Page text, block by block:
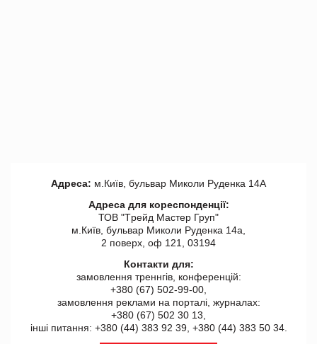
Адреса: м.Київ, бульвар Миколи Руденка 14А
Адреса для кореспонденції:
ТОВ "Tрейд Мастер Груп"
м.Київ, бульвар Миколи Руденка 14а,
2 поверх, оф 121, 03194
Контакти для:
замовлення треннгів, конференцій:
+380 (67) 502-99-00,
замовлення реклами на порталі, журналах:
+380 (67) 502 30 13,
інші питання: +380 (44) 383 92 39, +380 (44) 383 50 34.